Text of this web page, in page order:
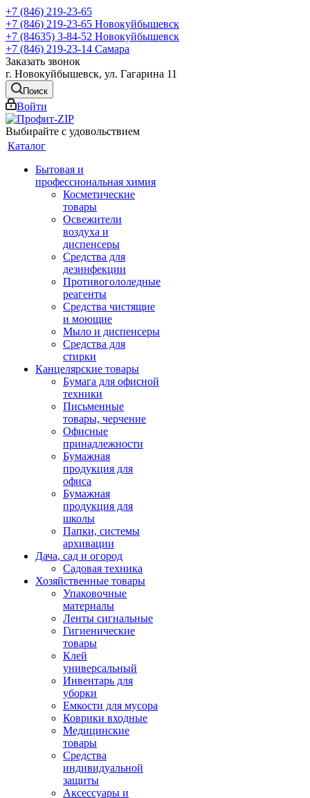
+7 (846) 219-23-65
+7 (846) 219-23-65 Новокуйбышевск
+7 (84635) 3-84-52 Новокуйбышевск
+7 (846) 219-23-14 Самара
Заказать звонок
г. Новокуйбышевск, ул. Гагарина 11
Поиск
Войти
Выбирайте с удовольствием
Каталог
Бытовая и
профессиональная химия
Косметические
товары
Освежители
воздуха и
диспенсеры
Средства для
дезинфекции
Противогололедные
реагенты
Средства чистящие
и моющие
Мыло и диспенсеры
Средства для
стирки
Канцелярские товары
Бумага для офисной
техники
Письменные
товары, черчение
Офисные
принадлежности
Бумажная
продукция для
офиса
Бумажная
продукция для
школы
Папки, системы
архивации
Дача, сад и огород
Садовая техника
Хозяйственные товары
Упаковочные
материалы
Ленты сигнальные
Гигиенические
товары
Клей
универсальный
Инвентарь для
уборки
Емкости для мусора
Коврики входные
Медицинские
товары
Средства
индивидуальной
защиты
Аксессуары и